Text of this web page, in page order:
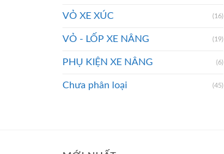
VỎ XE XÚC (16)
VỎ - LỐP XE NÂNG (19)
PHỤ KIỆN XE NÂNG (6)
Chưa phân loại (45)